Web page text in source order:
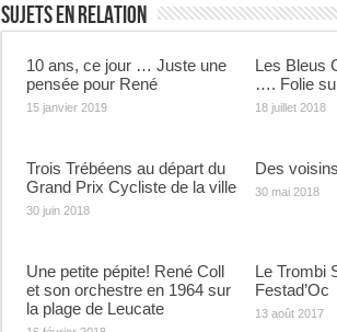
Sujets En Relation
10 ans, ce jour … Juste une
pensée pour René
15 janvier 2019
Les Bleus
…. Folie
18 juillet 2018
Trois Trébéens au départ du
Grand Prix Cycliste de la ville
30 juin 2018
Des
30 mai 2018
Une petite pépite! René Coll
et son orchestre en 1964 sur
la plage de Leucate
Le Trombi
Festad’Oc
13 août 2017